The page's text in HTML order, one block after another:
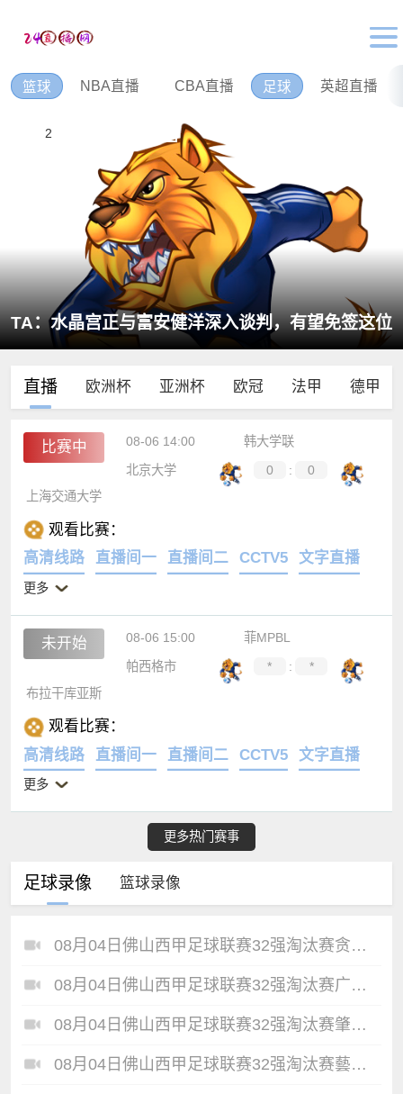
篮球 NBA直播 CBA直播 足球 英超直播
记者：吉马良斯已通过体检和阿森纳签约，7500万
镑分期3年支付
2
直播 欧洲杯 亚洲杯 欧冠 法甲 德甲
比赛中 08-06 14:00
韩大学联
北京大学
0 :
0
上海交通大学
观看比赛：
高清线路
直播间一 直播间二 CCTV5 文字直播
更多
未开始 08-06 15:00
菲MPBL
帕西格市
* :
*
布拉干库亚斯
观看比赛：
高清线路
直播间一 直播间二 CCTV5 文字直播
更多
更多热门赛事
足球录像 篮球录像
08月04日佛山西甲足球联赛32强淘汰赛贪玩游戏VS美的薪火全场录像
08月04日佛山西甲足球联赛32强淘汰赛广东西南建设VS香港圣徒全场录像
08月04日佛山西甲足球联赛32强淘汰赛肇庆恒骏成VS三七互娱全场录像
08月04日佛山西甲足球联赛32强淘汰赛藝品高國際VS湛江狂狼·粵辉能源全场录像